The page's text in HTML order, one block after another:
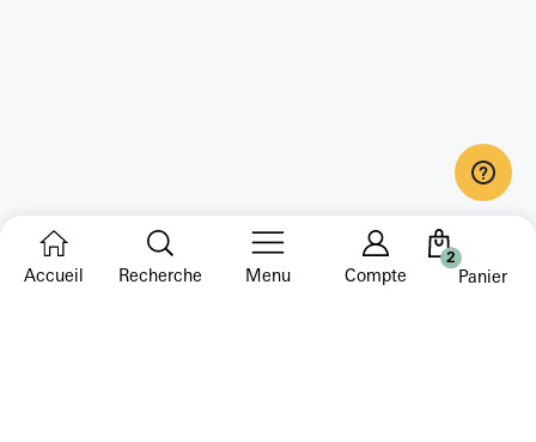
Accueil Recherche Menu Compte
2